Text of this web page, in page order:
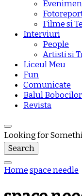
Filme si
Interviuri
People
Artisti si
Liceul Meu
Fun
Comunicate
Balul Bobocilor
Revista
Looking for
Homespace needle